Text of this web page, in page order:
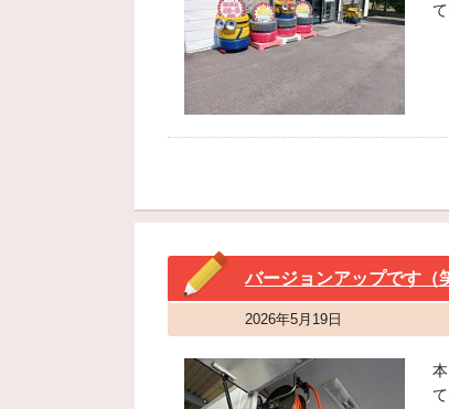
バージョンアップです（
2026年5月19日